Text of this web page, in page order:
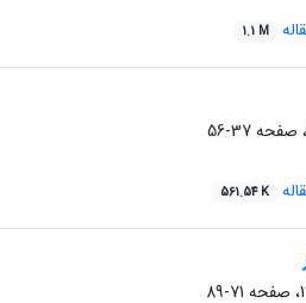
1.1 M
37-56
561.54 K
71-89